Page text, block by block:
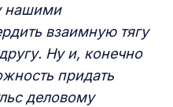
нашими
взаимную тягу
Ну и, конечно
придать
деловому